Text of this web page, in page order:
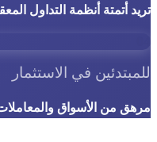
تريد أتمتة أنظمة التداول
للمبتدئين في الاستثمار
مرهق من الأسواق